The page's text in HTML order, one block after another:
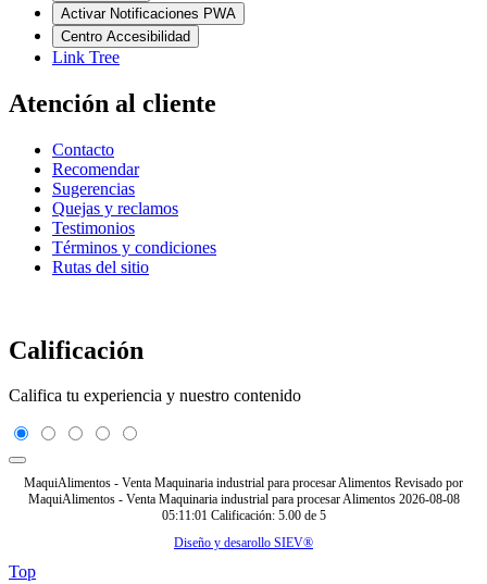
Activar Notificaciones PWA
Centro Accesibilidad
Link Tree
Atención al cliente
Contacto
Recomendar
Sugerencias
Quejas y reclamos
Testimonios
Términos y condiciones
Rutas del sitio
Calificación
Califica tu experiencia y nuestro contenido
MaquiAlimentos - Venta Maquinaria industrial para procesar Alimentos Revisado por
MaquiAlimentos - Venta Maquinaria industrial para procesar Alimentos 2026-08-08
05:11:01 Calificación: 5.00 de 5
Diseño y desarollo SIEV®
Top